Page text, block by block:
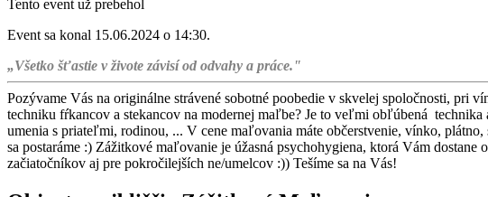
Tento event už prebehol
Event sa konal 15.06.2024 o 14:30.
„Všetko šťastie v živote závisí od odvahy a práce."
Pozývame Vás na originálne strávené sobotné poobedie v skvelej spoločnosti, pri
techniku fŕkancov a stekancov na modernej maľbe? Je to veľmi obľúbená
umenia s priateľmi, rodinou, ... V cene maľovania máte občerstvenie, vínko,
sa postaráme :) Zážitkové maľovanie je úžasná psychohygiena, ktorá Vám
začiatočníkov aj pre pokročilejších ne/umelcov :)) Tešíme sa na Vás!